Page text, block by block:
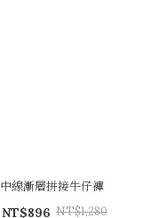
中線漸層拼接牛仔褲
NT$896 NT$1,280